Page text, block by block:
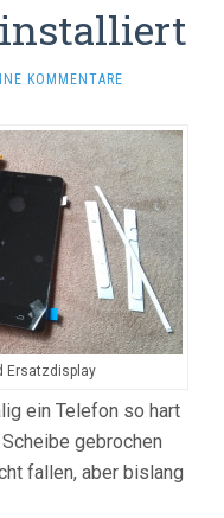
KOMMENTARE
Ersatzdisplay
ein Telefon so hart
gebrochen
fallen, aber bislang